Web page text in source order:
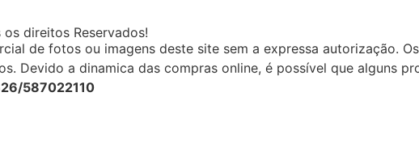
os direitos Reservados!
de fotos ou imagens deste site sem a expressa autorização.
Devido a dinamica das compras online, é possível que alguns
587022110